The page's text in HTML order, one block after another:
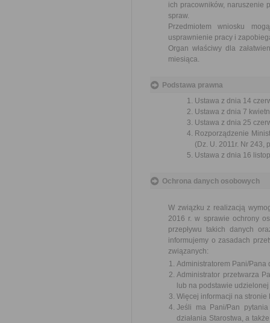
ich pracowników, naruszenie
spraw.
Przedmiotem wniosku
usprawnienie pracy i
Organ właściwy dla
miesiąca.
Podstawa prawna
Ustawa z dnia 14
Ustawa z dnia 7
Ustawa z dnia 25
Rozporządzenie
(Dz. U. 2011r. Nr 243,
Ustawa z dnia 16
Ochrona danych osobowych
W związku z realizacją
2016 r. w sprawie ochrony
przepływu takich danych
informujemy o zasadach
związanych:
Administratorem Pani/Pana
Administrator przetwarza
lub na podstawie udzielonej
Więcej informacji na stronie
Jeśli ma Pani/Pan
działania Starostwa, a